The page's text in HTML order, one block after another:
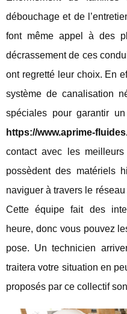
débouchage et de
font même appel à des
décrassement de ces
ont regretté leur choix. En
système de canalisation
spéciales pour garantir
https://www.aprime-
contact avec les
possèdent des matériels
naviguer à travers le
Cette équipe fait des
heure, donc vous pouvez
pose. Un technicien
traitera votre situation en
proposés par ce collectif